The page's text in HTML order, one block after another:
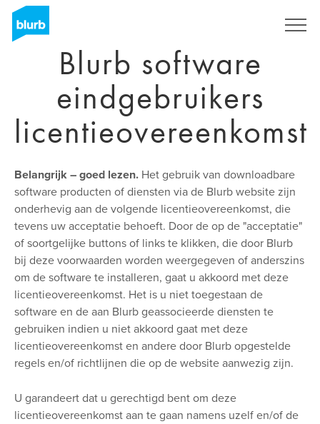
Skip
main
Blurb software
eindgebruikers
licentieovereenkomst
Belangrijk – goed lezen. Het gebruik van downloadbare
software producten of diensten via de Blurb website zijn
onderhevig aan de volgende licentieovereenkomst, die
tevens uw acceptatie behoeft. Door de op de "acceptatie"
of soortgelijke buttons of links te klikken, die door Blurb
bij deze voorwaarden worden weergegeven of anderszins
om de software te installeren, gaat u akkoord met deze
licentieovereenkomst. Het is u niet toegestaan de
software en de aan Blurb geassocieerde diensten te
gebruiken indien u niet akkoord gaat met deze
licentieovereenkomst en andere door Blurb opgestelde
regels en/of richtlijnen die op de website aanwezig zijn.
U garandeert dat u gerechtigd bent om deze
licentieovereenkomst aan te gaan namens uzelf en/of de